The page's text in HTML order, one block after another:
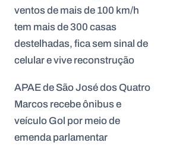
ventos de mais de 100 km/h
tem mais de 300 casas
destelhadas, fica sem sinal de
celular e vive reconstrução
APAE de São José dos Quatro
Marcos recebe ônibus e
veículo Gol por meio de
emenda parlamentar